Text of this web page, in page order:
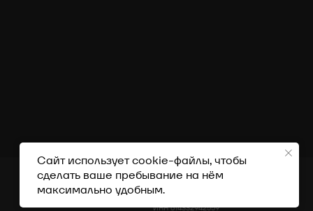
Сайт использует cookie-файлы, чтобы
сделать ваше пребывание на нём
максимально удобным.